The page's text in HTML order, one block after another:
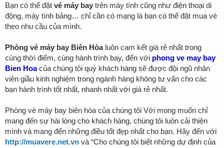
Bạn có thể đặt vé máy bay trên máy tính cũng như điện thoại di
động, máy tính bảng… chỉ cần có mạng là bạn có thể đặt mua vé
theo nhu cầu của mình.
Phòng vé máy bay Biên Hòaluôn cam kết giá rẻ nhất trong
cùng thời điểm, cùng hành trình bay, đến với phong ve may bay
Bien Hoacủa chúng tôi quý khách hàng sẽ được đội ngũ nhân
viên giầu kinh nghiệm trong ngành hàng không tư vấn cho các
bạn hành trình tốt nhất, nhanh nhất với giá rẻ nhất.
Phòng vé máy bay biên hòa của chúng tôi Với mong muốn chỉ
mang đến sự hài lòng cho khách hàng, chúng tôi luôn cải thiện
mình và mang đến những điều tốt đẹp nhất cho bạn. Hãy đến với
http://muavere.net.vn và “Cho chúng tôi biết những dự định của